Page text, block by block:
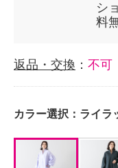
シ
料
返品・交換 ： 不可
カラー選択： ライラ